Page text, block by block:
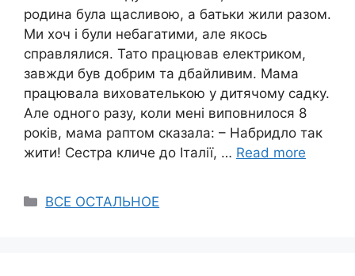
родина була щасливою, а батьки жили разом.
Ми хоч і були небагатими, але якось
справлялися. Тато працював електриком,
завжди був добрим та дбайливим. Мама
працювала вихователькою у дитячому садку.
Але одного разу, коли мені виповнилося 8
років, мама раптом сказала: – Набридло так
жити! Сестра кличе до Італії, … Read more
Categories
ВСЕ ОСТАЛЬНОЕ